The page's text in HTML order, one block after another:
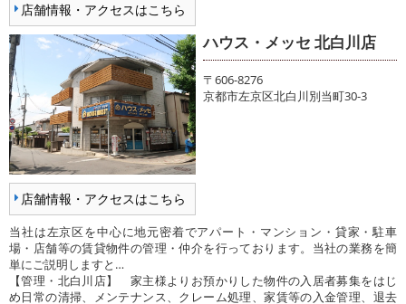
店舗情報・アクセスはこちら
店舗情報・アクセスはこちら
ハウス・メッセ 北白川店
〒606-8276
京都市左京区北白川別当町30-3
当社は左京区を中心に地元密着でアパート・マンション・貸家・駐車
場・店舗等の賃貸物件の管理・仲介を行っております。当社の業務を簡
単にご説明しますと…
【管理・北白川店】 家主様よりお預かりした物件の入居者募集をはじ
め日常の清掃、メンテナンス、クレーム処理、家賃等の入金管理、退去